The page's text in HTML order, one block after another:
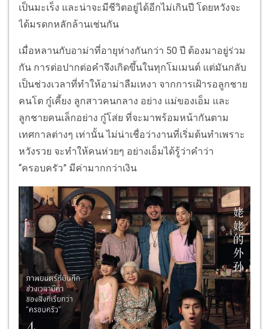
เป็นมะเร็ง และน่าจะมีชีวิตอยู่ได้อีกไม่เกินปี โดยหวังจะ
ได้มรดกหลักล้านเช่นกัน
เมื่อหลานกับอาม่าที่อายุห่างกันกว่า 50 ปี ต้องมาอยู่ร่วม
กัน การต่อปากต่อคำจึงเกิดขึ้นในทุกโมเมนต์ แต่มันกลับ
เป็นช่วงเวลาที่ทำให้อาม่าลืมเหงา จากการเฝ้ารอลูกชาย
คนโต กู๋เคี้ยง ลูกสาวคนกลาง อย่าง แม่ของเอ็ม และ
ลูกชายคนเล็กอย่าง กู๋โส่ย ที่จะมาพร้อมหน้ากันตาม
เทศกาลต่างๆ เท่านั้น ไม่น่าเชื่อว่างานที่เริ่มต้นทำเพราะ
หวังรวย จะทำให้คนห่วยๆ อย่างเอ็มได้รู้ว่าคำว่า
“ครอบครัว” มีค่ามากกว่าเงิน